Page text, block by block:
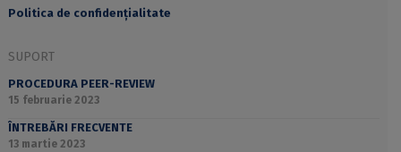
Politica de confidențialitate
SUPORT
PROCEDURA PEER-REVIEW
15 februarie 2023
ÎNTREBĂRI FRECVENTE
13 martie 2023